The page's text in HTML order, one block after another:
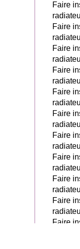
Faire
Faire
Faire
Faire
Faire
Faire
Faire
Faire
Faire
Faire
Faire